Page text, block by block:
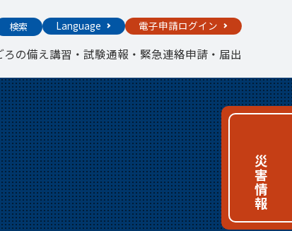
検索 Language 電子申請ログイン
ろの備え講習・試験通報・緊急連絡申請・届出
災害情報